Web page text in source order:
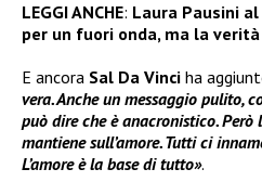
LEGGI ANCHE: Laura Pausini
per un fuori onda, ma la
E ancora Sal Da Vinci ha
vera. Anche un messaggio pulito,
può dire che è anacronistico. Però
mantiene sull’amore. Tutti ci
L’amore è la base di tutto».